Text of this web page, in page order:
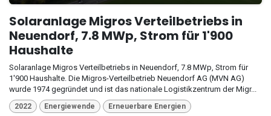
Solaranlage Migros Verteilbetriebs in
Neuendorf, 7.8 MWp, Strom für 1'900
Haushalte
Solaranlage Migros Verteilbetriebs in Neuendorf, 7.8 MWp, Strom für
1'900 Haushalte. Die Migros-Verteilbetrieb Neuendorf AG (MVN AG)
wurde 1974 gegründet und ist das nationale Logistikzentrum der Migr...
2022 Energiewende Erneuerbare Energien